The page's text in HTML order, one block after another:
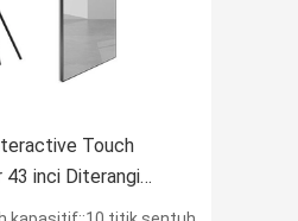
Touch
43 inci Diterangi